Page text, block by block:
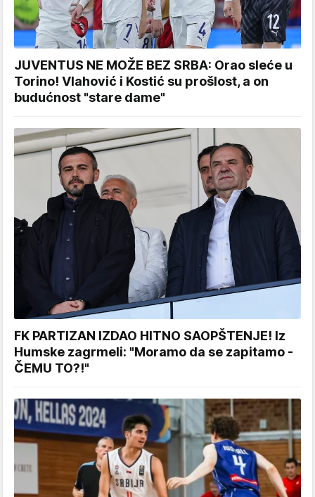
JUVENTUS NE MOŽE BEZ SRBA: Orao sleće u
Torino! Vlahović i Kostić su prošlost, a on
budućnost "stare dame"
FK PARTIZAN IZDAO HITNO SAOPŠTENJE! Iz
Humske zagrmeli: "Moramo da se zapitamo -
ČEMU TO?!"